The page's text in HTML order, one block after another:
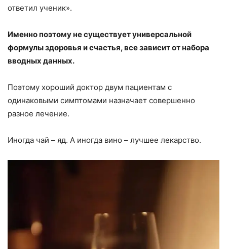
ответил ученик».
Именно поэтому не существует универсальной
формулы здоровья и счастья, все зависит от набора
вводных данных.
Поэтому хороший доктор двум пациентам с
одинаковыми симптомами назначает совершенно
разное лечение.
Иногда чай – яд. А иногда вино – лучшее лекарство.